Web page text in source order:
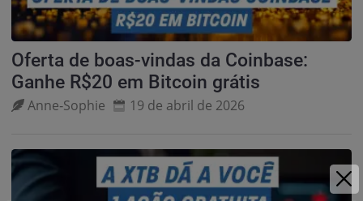
Oferta de boas-vindas da Coinbase:
Ganhe R$20 em Bitcoin grátis
Anne‑Sophie 19 de abril de 2026